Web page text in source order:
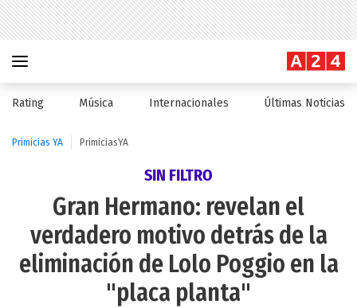
Rating Música Internacionales Últimas Noticias
Primicias YA PrimiciasYA
SIN FILTRO
Gran Hermano: revelan el
verdadero motivo detrás de la
eliminación de Lolo Poggio en la
"placa planta"